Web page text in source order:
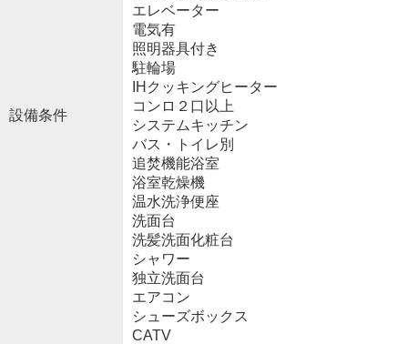
設備条件
エレベーター
電気有
照明器具付き
駐輪場
IHクッキングヒーター
コンロ２口以上
システムキッチン
バス・トイレ別
追焚機能浴室
浴室乾燥機
温水洗浄便座
洗面台
洗髪洗面化粧台
シャワー
独立洗面台
エアコン
シューズボックス
CATV